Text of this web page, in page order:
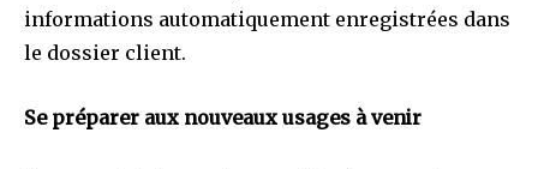
informations automatiquement enregistrées dans
le dossier client.
Se préparer aux nouveaux usages à venir